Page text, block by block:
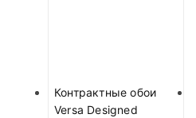
Контрактные обои
Versa Designed